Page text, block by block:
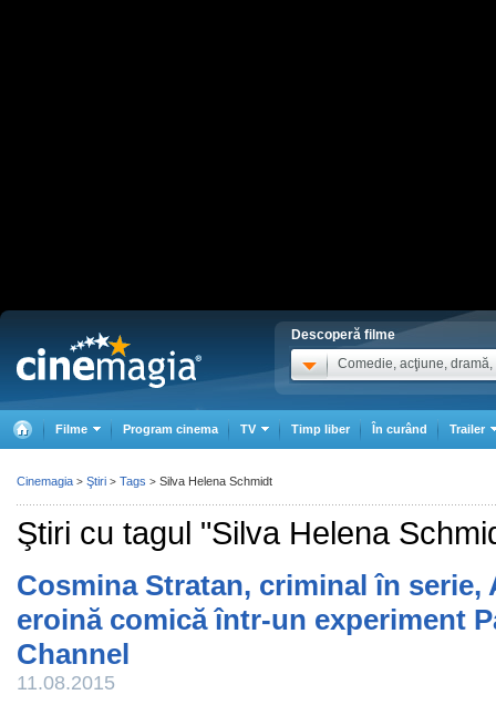
Descoperă filme
Comedie, acţiune, dramă,
Filme Program cinema TV Timp liber În curând Trailer
Ştiri cu tagul "Silva Helena
Cosmina Stratan, criminal în serie,
eroină comică într-un experiment
Channel
11.08.2015
Cinemagia > Ştiri > Tags > Silva Helena Schmidt